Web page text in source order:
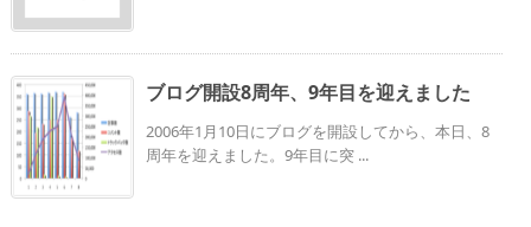
ブログ開設8周年、9年目を迎えました
2006年1月10日にブログを開設してから、本日、8
周年を迎えました。9年目に突 ...